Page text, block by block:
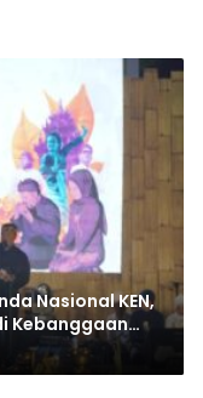
Nasional KEN,
Kebanggaan